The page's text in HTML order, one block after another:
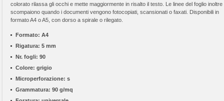
colorato rilassa gli occhi e mette maggiormente in risalto il testo. Le linee del foglio inoltre
scompaiono quando i documenti vengono fotocopiati, scansionati o faxati. Disponibili in
formato A4 o A5, con dorso a spirale o rilegato.
Formato: A4
Rigatura: 5 mm
Nr. fogli: 90
Colore: grigio
Microperforazione: s
Grammatura: 90 g/mq